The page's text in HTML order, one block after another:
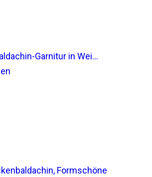
Garnitur in Wei...
Formschöne